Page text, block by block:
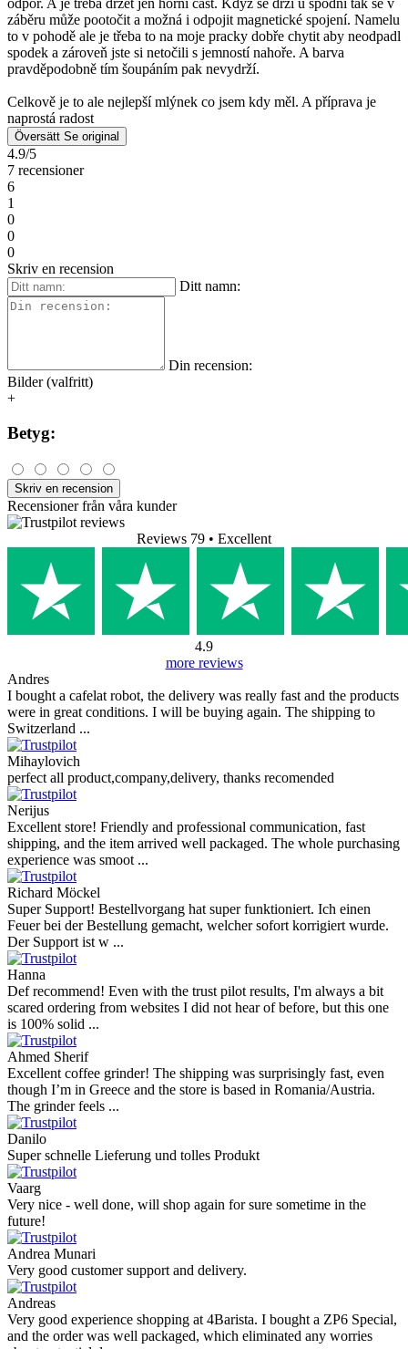
záběru může pootočit a možná i odpojit magnetické spojení. Namelu
to v pohodě ale je třeba to na moje pracky dobře chytit aby neodpadl
spodek a zároveň jste si netočili s jemností nahoře. A barva
pravděpodobně tím šoupáním pak nevydrží.
Celkově je to ale nejlepší mlýnek co jsem kdy měl. A příprava je
naprostá radost
Översätt Se original
4.9/5
7 recensioner
6
1
0
0
0
Skriv en recension
Ditt namn:
Din recension:
Bilder (valfritt)
+
Betyg:
Skriv en recension
Recensioner från våra kunder
Reviews 79 • Excellent
4.9
more reviews
Andres
I bought a cafelat robot, the delivery was really fast and the products
were in great conditions. I will be buying again. The shipping to
Switzerland ...
Mihaylovich
perfect all product,company,delivery, thanks recomended
Nerijus
Excellent store! Friendly and professional communication, fast
shipping, and the item arrived well packaged. The whole purchasing
experience was smoot ...
Richard Möckel
Super Support! Bestellvorgang hat super funktioniert. Ich einen
Feuer bei der Bestellung gemacht, welcher sofort korrigiert wurde.
Der Support ist w ...
Hanna
Def recommend! Even with the trust pilot results, I'm always a bit
scared ordering from websites I did not hear of before, but this one
is 100% solid ...
Ahmed Sherif
Excellent coffee grinder! The shipping was surprisingly fast, even
though I’m in Greece and the store is based in Romania/Austria.
The grinder feels ...
Danilo
Super schnelle Lieferung und tolles Produkt
Vaarg
Very nice - well done, will shop again for sure sometime in the
future!
Andrea Munari
Very good customer support and delivery.
Andreas
Very good experience shopping at 4Barista. I bought a ZP6 Special,
and the order was well packaged, which eliminated any worries